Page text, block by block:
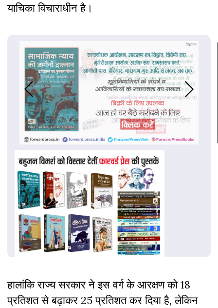
याचिका विचाराधीन है।
हालांकि राज्य सरकार ने इस वर्ग के आरक्षण को 18
प्रतिशत से बढ़ाकर 25 प्रतिशत कर दिया है, लेकिन